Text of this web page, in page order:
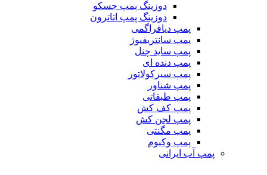
دوزینگ پمپ جسکو
دوزینگ پمپ اتاترون
پمپ دیافراگمی
پمپ سانتریفیوژ
پمپ ساید چنل
پمپ دنده ای
پمپ سیرکولاتور
پمپ شناور
پمپ طبقاتی
پمپ کف کش
پمپ لجن کش
پمپ مگنتی
پمپ وکیوم
پمپ آب ایرانی